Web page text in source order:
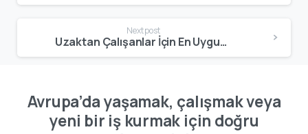
Next post
Uzaktan Çalışanlar İçin En Uygun Şehirler | Avrupa ve Dünya Dijital Göçebe Rehberi
Avrupa’da yaşamak, çalışmak veya
yeni bir iş kurmak için doğru